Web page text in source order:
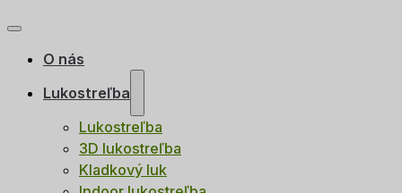
O nás
Lukostreľba
Lukostreľba
3D lukostreľba
Kladkový luk